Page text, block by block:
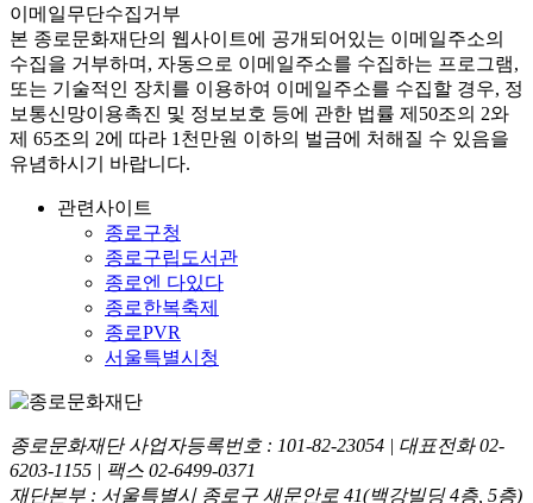
이메일무단수집거부
본 종로문화재단의 웹사이트에 공개되어있는 이메일주소의
수집을 거부하며, 자동으로 이메일주소를 수집하는 프로그램,
또는 기술적인 장치를 이용하여 이메일주소를 수집할 경우, 정
보통신망이용촉진 및 정보보호 등에 관한 법률 제50조의 2와
제 65조의 2에 따라 1천만원 이하의 벌금에 처해질 수 있음을
유념하시기 바랍니다.
관련사이트
종로구청
종로구립도서관
종로엔 다있다
종로한복축제
종로PVR
서울특별시청
종로문화재단 사업자등록번호 : 101-82-23054 | 대표전화02-
6203-1155 | 팩스 02-6499-0371
재단본부 : 서울특별시 종로구 새문안로 41(백강빌딩 4층, 5층)